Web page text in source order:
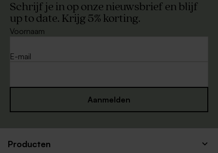
Schrijf je in op onze nieuwsbrief en blijf
up to date. Krijg 5% korting.
Voornaam
E-mail
Aanmelden
Producten